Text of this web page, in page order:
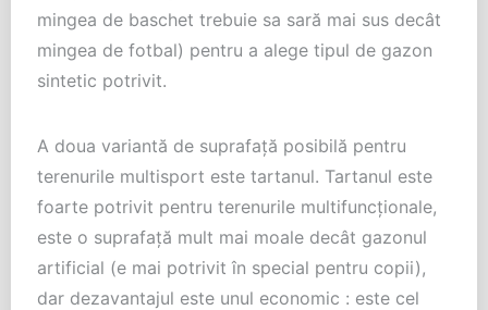
mingea de baschet trebuie sa sară mai sus decât
mingea de fotbal) pentru a alege tipul de gazon
sintetic potrivit.
A doua variantă de suprafață posibilă pentru
terenurile multisport este tartanul. Tartanul este
foarte potrivit pentru terenurile multifuncționale,
este o suprafață mult mai moale decât gazonul
artificial (e mai potrivit în special pentru copii),
dar dezavantajul este unul economic : este cel